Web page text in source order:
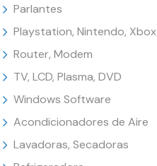
Parlantes
Playstation, Nintendo, Xbox
Router, Modem
TV, LCD, Plasma, DVD
Windows Software
Acondicionadores de Aire
Lavadoras, Secadoras